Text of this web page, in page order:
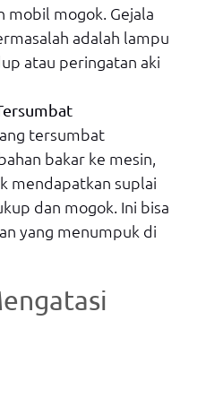
mobil mogok. Gejala
adalah lampu
atau peringatan aki
tersumbat
bakar ke mesin,
mendapatkan suplai
dan mogok. Ini bisa
yang menumpuk di